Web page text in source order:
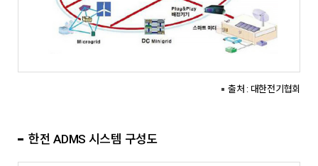
출처 : 대한전기협회
한전 ADMS 시스템 구성도